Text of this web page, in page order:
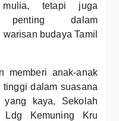
tetapi juga
penting dalam
budaya Tamil
memberi anak-anak
dalam suasana
kaya, Sekolah
Ldg Kemuning Kru